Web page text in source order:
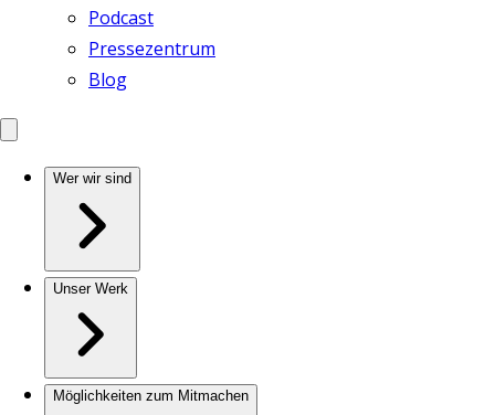
Podcast
Pressezentrum
Blog
Wer wir sind
Unser Werk
Möglichkeiten zum Mitmachen